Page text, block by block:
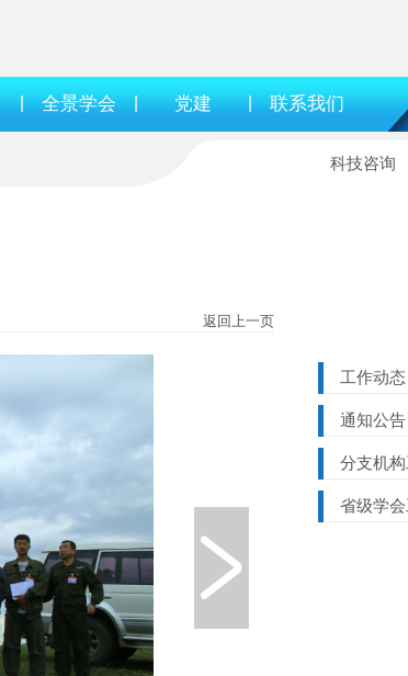
| 全景学会 | 党建 | 联系我们
科技咨询
返回上一页
工作动态
通知公告
分支机
省级学